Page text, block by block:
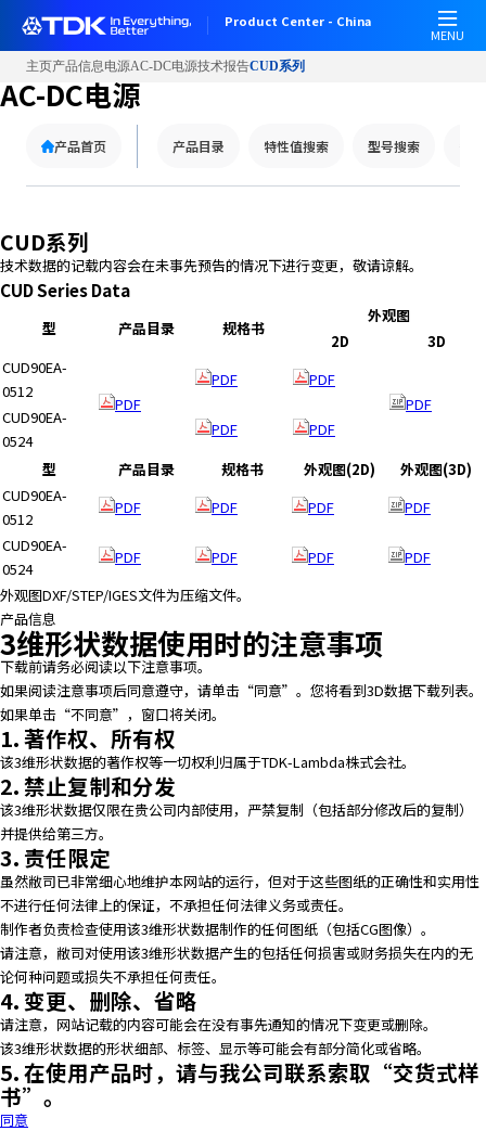
Product Center - China
MENU
主页产品信息电源AC-DC电源技术报告CUD系列
AC-DC电源
产品首页 产品目录 特性值搜索 型号搜索
CUD系列
技术数据的记载内容会在未事先预告的情况下进行变更，敬请谅解。
CUD Series Data
型 产品目录 规格书
外观图
2D
3D
CUD90EA-
0512
PDF
PDF
PDF
PDF
CUD90EA-
0524
PDF
PDF
型
产品目录 规格书 外观图(2D)
外观图(3D)
CUD90EA-
0512
PDF PDF PDF
PDF
CUD90EA-
0524
PDF PDF PDF
PDF
外观图DXF/STEP/IGES文件为压缩文件。
产品信息
3维形状数据使用时的注意事项
下载前请务必阅读以下注意事项。
如果阅读注意事项后同意遵守，请单击“同意”。您将看到3D数据下载列表。
如果单击“不同意”，窗口将关闭。
1. 著作权、所有权
该3维形状数据的著作权等一切权利归属于TDK-Lambda株式会社。
2. 禁止复制和分发
该3维形状数据仅限在贵公司内部使用，严禁复制（包括部分修改后的复制）
并提供给第三方。
3. 责任限定
虽然敝司已非常细心地维护本网站的运行，但对于这些图纸的正确性和实用性
不进行任何法律上的保证，不承担任何法律义务或责任。
制作者负责检查使用该3维形状数据制作的任何图纸（包括CG图像）。
请注意，敝司对使用该3维形状数据产生的包括任何损害或财务损失在内的无
论何种问题或损失不承担任何责任。
4. 变更、删除、省略
请注意，网站记载的内容可能会在没有事先通知的情况下变更或删除。
该3维形状数据的形状细部、标签、显示等可能会有部分简化或省略。
5. 在使用产品时，请与我公司联系索取“交货式样
书”。
同意